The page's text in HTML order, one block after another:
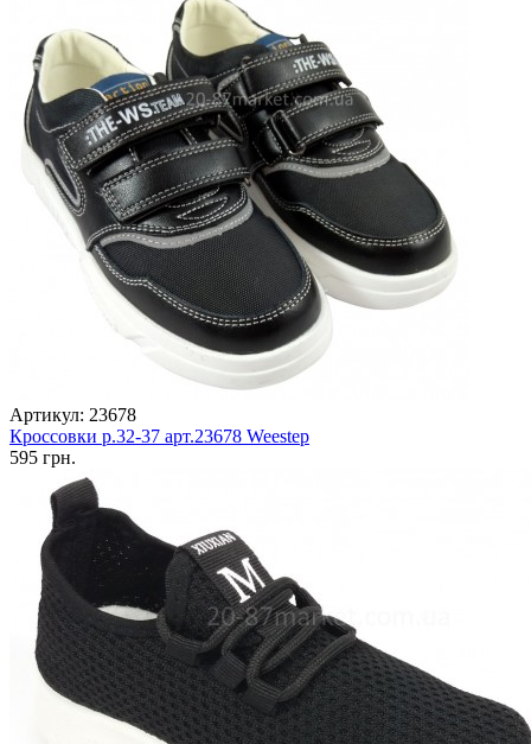
Артикул: 23678
Кроссовки р.32-37 арт.23678 Weestep
595 грн.